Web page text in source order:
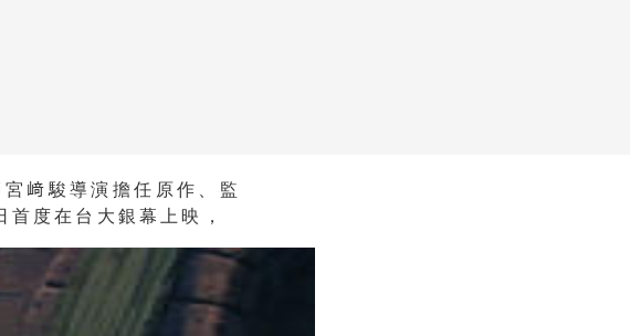
﨑駿導演擔任原作、監
度在台大銀幕上映，